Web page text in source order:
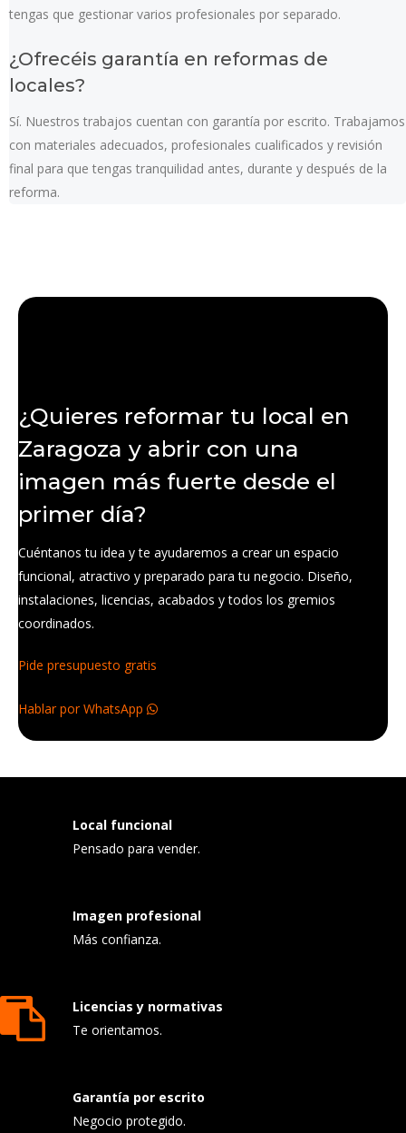
tengas que gestionar varios profesionales por separado.
¿Ofrecéis garantía en reformas de
locales?
Sí. Nuestros trabajos cuentan con garantía por escrito. Trabajamos
con materiales adecuados, profesionales cualificados y revisión
final para que tengas tranquilidad antes, durante y después de la
reforma.
¿Quieres reformar tu local en
Zaragoza y abrir con una
imagen más fuerte desde el
primer día?
Cuéntanos tu idea y te ayudaremos a crear un espacio
funcional, atractivo y preparado para tu negocio. Diseño,
instalaciones, licencias, acabados y todos los gremios
coordinados.
Pide presupuesto gratis
Hablar por WhatsApp
Local funcional
Pensado para vender.
Imagen profesional
Más confianza.
Licencias y normativas
Te orientamos.
Garantía por escrito
Negocio protegido.